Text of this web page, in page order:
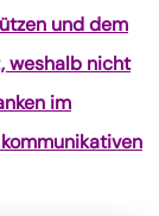
und dem
weshalb nicht
im